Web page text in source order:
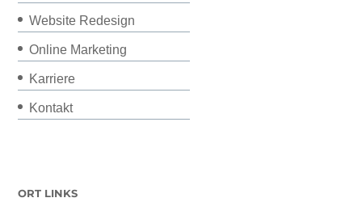
Website Redesign
Online Marketing
Karriere
Kontakt
ORT LINKS